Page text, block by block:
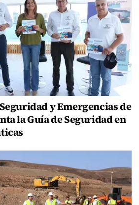
y Emergencias de
la Guía de Seguridad en